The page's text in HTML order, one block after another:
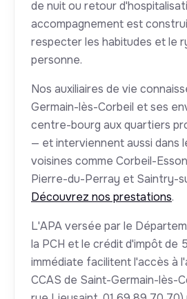
de nuit ou retour
accompagnement est
respecter les habitudes et le
personne.
Nos auxiliaires de vie
Germain-lès-Corbeil et ses
centre-bourg aux quartiers
— et interviennent aussi dans
voisines comme Corbeil-
Pierre-du-Perray et Saintry-
Découvrez nos prestations.
L'APA versée par le
la PCH et le crédit d'impôt de
immédiate facilitent l'accès à
CCAS de Saint-Germain-lès-